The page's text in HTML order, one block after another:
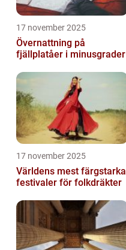
17 november 2025
Övernattning på
fjällplatåer i minusgrader
17 november 2025
Världens mest färgstarka
festivaler för folkdräkter